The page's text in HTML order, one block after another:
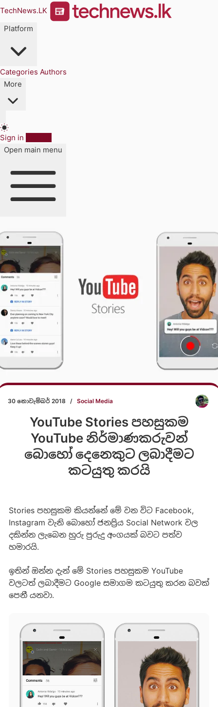
TechNews.LK
Platform
Categories Authors
More
Sign in
Open main menu
30 නොවැම්බර් 2018 / Social Media
YouTube Stories පහසුකම
YouTube නිර්මාණකරුවන්
බොහෝ දෙනෙකුට ලබාදීමට
කටයුතු කරයි
Stories පහසුකම කියන්නේ මේ වන විට Facebook,
Instagram වැනි බොහෝ ජනප්‍රිය Social Network වල
දකින්න ලැබෙන හුරු පුරු‍‍‍‍දු අංගයක් බවට පත්ව
හමාරයි.
ඉතින් ඔන්න දැන් මේ Stories පහසුකම YouTube
වලටත් ලබාදීමට Google සමාගම කටයුතු කරන බවක්
පෙනී යනවා.